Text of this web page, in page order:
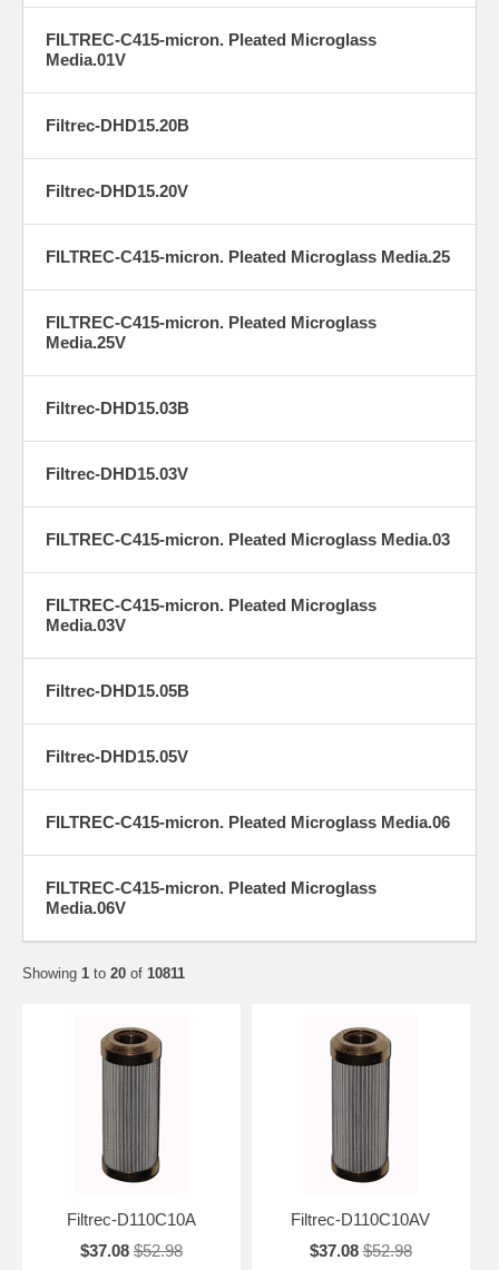
FILTREC-C415-micron. Pleated Microglass
Media.01V
Filtrec-DHD15.20B
Filtrec-DHD15.20V
FILTREC-C415-micron. Pleated Microglass Media.25
FILTREC-C415-micron. Pleated Microglass
Media.25V
Filtrec-DHD15.03B
Filtrec-DHD15.03V
FILTREC-C415-micron. Pleated Microglass Media.03
FILTREC-C415-micron. Pleated Microglass
Media.03V
Filtrec-DHD15.05B
Filtrec-DHD15.05V
FILTREC-C415-micron. Pleated Microglass Media.06
FILTREC-C415-micron. Pleated Microglass
Media.06V
Showing 1 to 20 of 10811
Filtrec-D110C10A
$37.08 $52.98
Filtrec-D110C10AV
$37.08 $52.98